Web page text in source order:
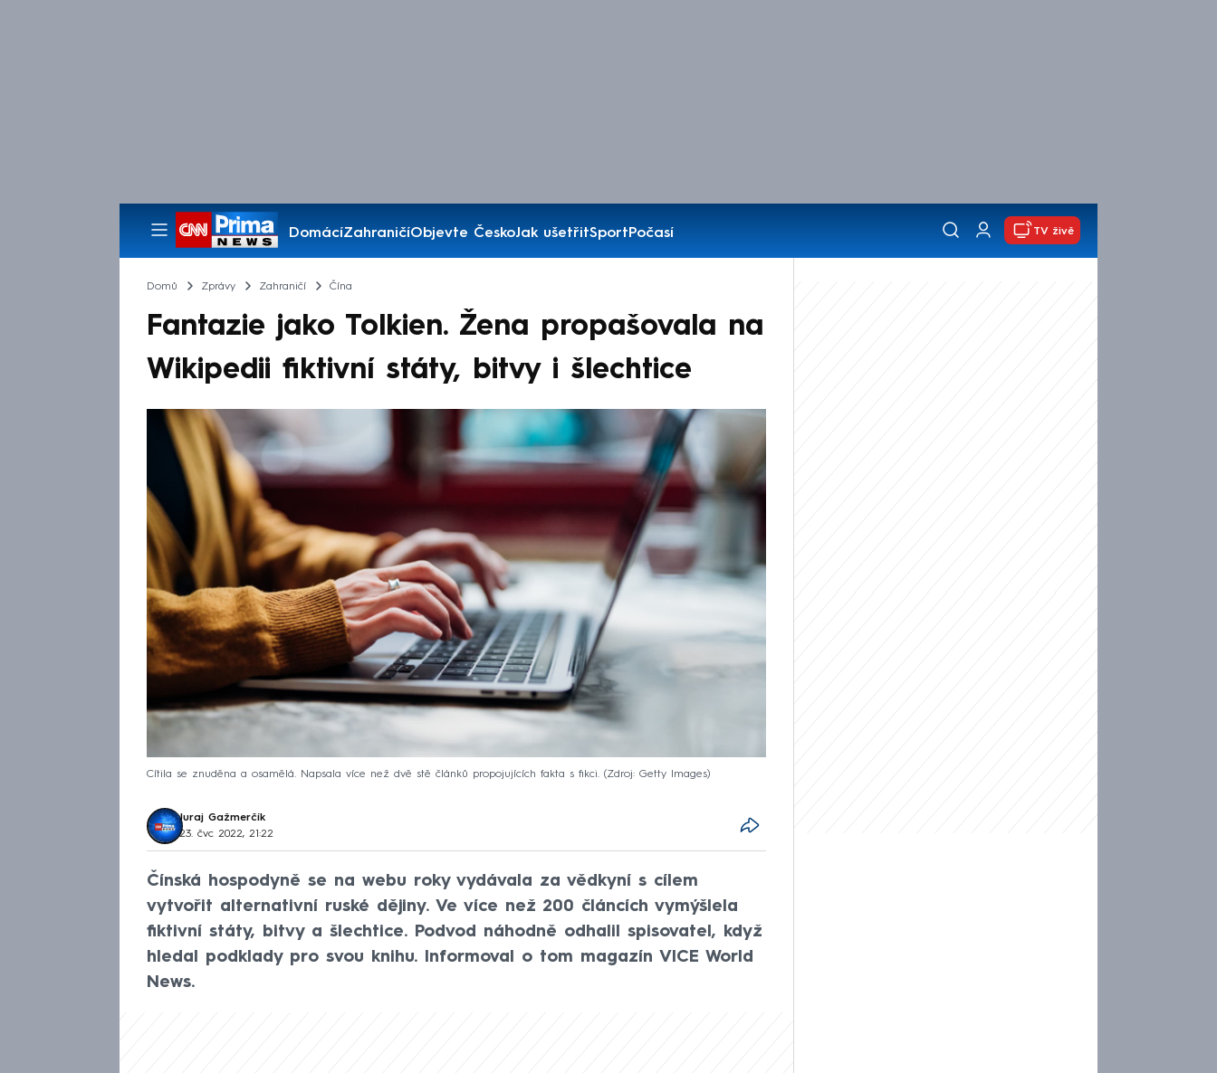
DomácíZahraničíObjevte ČeskoJak ušetřitSportPočasí
Pořady
TV živě
Domů Zprávy Zahraničí Čína
Fantazie jako Tolkien. Žena propašovala na
Wikipedii fiktivní státy, bitvy i šlechtice
Cítila se znuděna a osamělá. Napsala více než dvě stě článků propojujících fakta s fikci. Zdroj: Getty Images
Juraj Gažmerčík
23. čvc 2022, 21:22
Čínská hospodyně se na webu roky vydávala za vědkyní s cílem
vytvořit alternativní ruské dějiny. Ve více než 200 článcích vymýšlela
fiktivní státy, bitvy a šlechtice. Podvod náhodně odhalil spisovatel, když
hledal podklady pro svou knihu. Informoval o tom magazín VICE World
News.